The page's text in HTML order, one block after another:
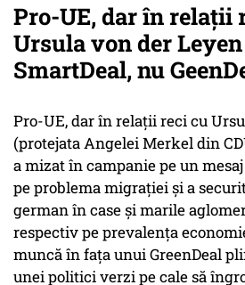
Pro-UE, dar în relații
Ursula von der
SmartDeal, nu
Pro-UE, dar în relații reci cu
(protejata Angelei Merkel din
a mizat în campanie pe un
pe problema migrației și a
german în case și marile
respectiv pe prevalența
muncă în fața unui GreenDeal
unei politici verzi pe cale să